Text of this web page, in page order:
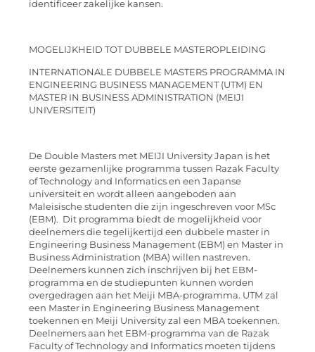
identificeer zakelijke kansen.
MOGELIJKHEID TOT DUBBELE MASTEROPLEIDING
INTERNATIONALE DUBBELE MASTERS PROGRAMMA IN
ENGINEERING BUSINESS MANAGEMENT (UTM) EN
MASTER IN BUSINESS ADMINISTRATION (MEIJI
UNIVERSITEIT)
De Double Masters met MEIJI University Japan is het
eerste gezamenlijke programma tussen Razak Faculty
of Technology and Informatics en een Japanse
universiteit en wordt alleen aangeboden aan
Maleisische studenten die zijn ingeschreven voor MSc
(EBM). Dit programma biedt de mogelijkheid voor
deelnemers die tegelijkertijd een dubbele master in
Engineering Business Management (EBM) en Master in
Business Administration (MBA) willen nastreven.
Deelnemers kunnen zich inschrijven bij het EBM-
programma en de studiepunten kunnen worden
overgedragen aan het Meiji MBA-programma. UTM zal
een Master in Engineering Business Management
toekennen en Meiji University zal een MBA toekennen.
Deelnemers aan het EBM-programma van de Razak
Faculty of Technology and Informatics moeten tijdens